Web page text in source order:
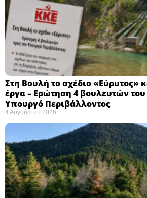
Στη Βουλή το σχέδιο «Εύρυτος»
έργα – Ερώτηση 4 βουλευτών
Υπουργό Περιβάλλοντος
4 Αυγούστου 2026